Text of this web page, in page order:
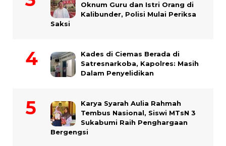
Oknum Guru dan Istri Orang di
Kalibunder, Polisi Mulai Periksa
Saksi
Kades di Ciemas Berada di
Satresnarkoba, Kapolres: Masih
Dalam Penyelidikan
Karya Syarah Aulia Rahmah
Tembus Nasional, Siswi MTsN 3
Sukabumi Raih Penghargaan
Bergengsi